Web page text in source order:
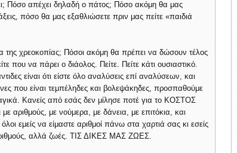
Πόσο απέχει δηλαδή ο πάτος; Πόσο ακόμη θα μας
πόσο θα μας εξαθλιώσετε πριν μας πείτε «παιδιά
χρεοκοπίας; Πόσοι ακόμη θα πρέπει να δώσουν τέλος
να πάρει ο διάολος. Πείτε. Πείτε κάτι ουσιαστικό.
είναι ότι είστε όλο αναλύσεις επί αναλύσεων, και
που είναι τεμπέληδες και βολεψάκηδες, προσπαθούμε
Κανείς από εσάς δεν μίλησε ποτέ για το ΚΟΣΤΟΣ
με νούμερα, με δάνεια, με επιτόκια, και
εμείς να είμαστε αριθμοί πάνω στα χαρτιά σας κι εσείς
αλλά ζωές. ΤΙΣ ΔΙΚΕΣ ΜΑΣ ΖΩΕΣ.